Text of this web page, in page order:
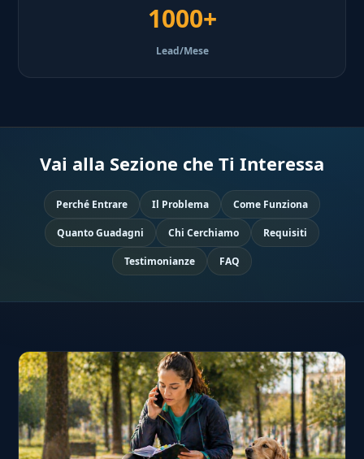
1000+
Lead/Mese
Vai alla Sezione che Ti Interessa
Perché Entrare Il Problema Come Funziona
Quanto Guadagni Chi Cerchiamo Requisiti
Testimonianze FAQ